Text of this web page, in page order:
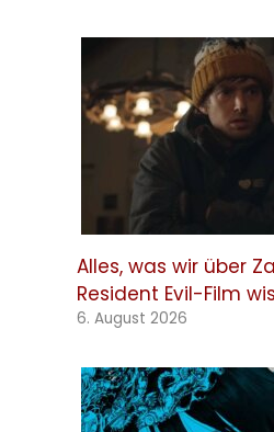
Alles, was wir über
Resident Evil-Film
6. August 2026